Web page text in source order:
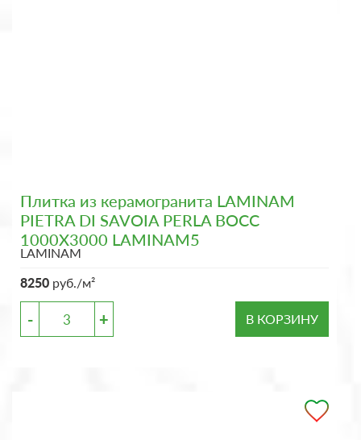
Плитка из керамогранита LAMINAM
PIETRA DI SAVOIA PERLA BOCC
1000X3000 LAMINAM5
LAMINAM
8250 руб./м²
- + В КОРЗИНУ